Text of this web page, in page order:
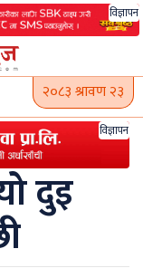
विज्ञापन
२०८३ श्रावण २३
विज्ञापन
दुइ